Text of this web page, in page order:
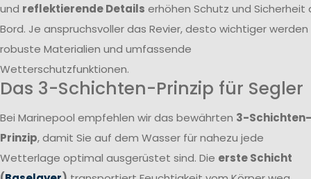
und reflektierende Details erhöhen Schutz und Sicherheit
Bord. Je anspruchsvoller das Revier, desto wichtiger werden
robuste Materialien und umfassende
Wetterschutzfunktionen.
Das 3-Schichten-Prinzip für Segler
Bei Marinepool empfehlen wir das bewährten 3-Schichten-
Prinzip, damit Sie auf dem Wasser für nahezu jede
Wetterlage optimal ausgerüstet sind. Die erste Schicht